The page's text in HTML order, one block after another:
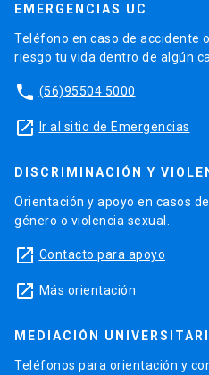
EMERGENCIAS UC
Teléfono en caso de accidente
riesgo tu vida dentro de algún
phone (56)95504 5000
launch Ir al sitio de Emergencias
DISCRIMINACIÓN Y
Orientación y apoyo en casos
género o violencia sexual.
launch Contacto para apoyo
launch Más orientación
MEDIACIÓN
Teléfonos para orientación y